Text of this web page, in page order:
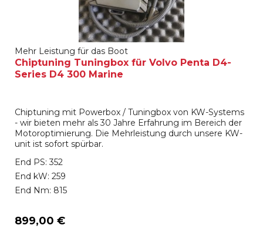
Mehr Leistung für das Boot
Chiptuning Tuningbox für Volvo Penta D4-
Series D4 300 Marine
Chiptuning mit Powerbox / Tuningbox von KW-Systems
- wir bieten mehr als 30 Jahre Erfahrung im Bereich der
Motoroptimierung. Die Mehrleistung durch unsere KW-
unit ist sofort spürbar.
End PS: 352
End kW: 259
End Nm: 815
899,00 €